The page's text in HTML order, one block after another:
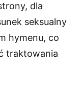
dla
seksualny
hymenu, co
traktowania